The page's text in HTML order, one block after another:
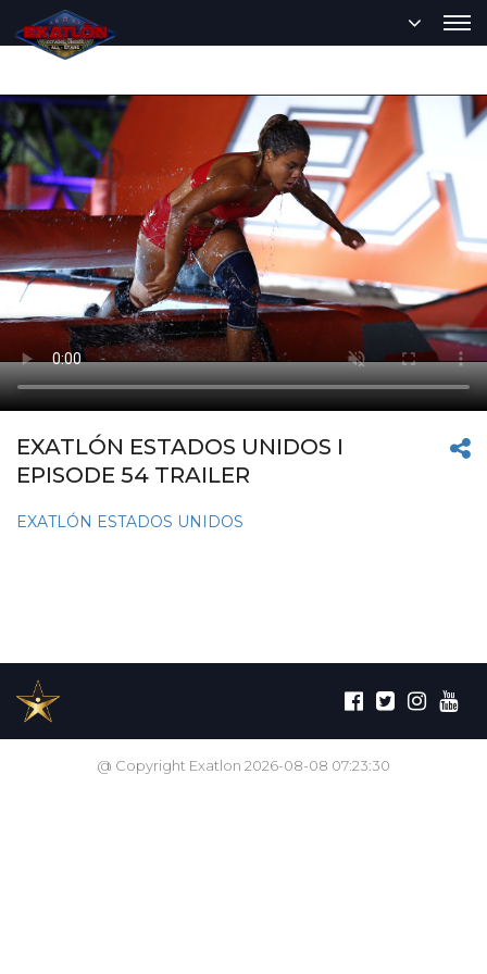
EXATLÓN ESTADOS UNIDOS I
EPISODE 54 TRAILER
EXATLÓN ESTADOS UNIDOS
@ Copyright Exatlon 2026-08-08 07:23:30